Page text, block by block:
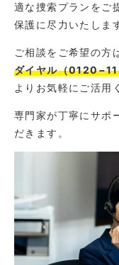
適な捜索プランをご
保護に尽力いたしま
ご相談をご希望の方
ダイヤル（
よりお気軽にご活用
専門家が丁寧にサポ
だきます。